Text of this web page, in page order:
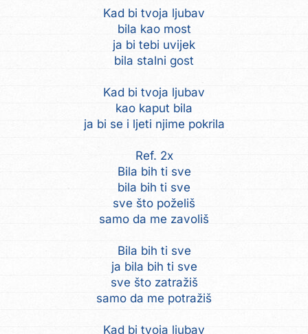
Kad bi tvoja ljubav
bila kao most
ja bi tebi uvijek
bila stalni gost
Kad bi tvoja ljubav
kao kaput bila
ja bi se i ljeti njime pokrila
Ref. 2x
Bila bih ti sve
bila bih ti sve
sve što poželiš
samo da me zavoliš
Bila bih ti sve
ja bila bih ti sve
sve što zatražiš
samo da me potražiš
Kad bi tvoja ljubav